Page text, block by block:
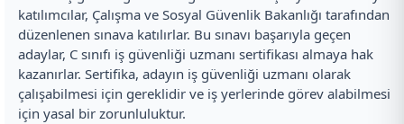
katılımcılar, Çalışma ve Sosyal Güvenlik Bakanlığı tarafından
düzenlenen sınava katılırlar. Bu sınavı başarıyla geçen
adaylar, C sınıfı iş güvenliği uzmanı sertifikası almaya hak
kazanırlar. Sertifika, adayın iş güvenliği uzmanı olarak
çalışabilmesi için gereklidir ve iş yerlerinde görev alabilmesi
için yasal bir zorunluluktur.